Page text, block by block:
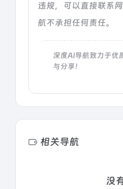
违规，可以直接联系
航不承担任何责任。
深度AI导航致力于优
与分享！
相关导航
没